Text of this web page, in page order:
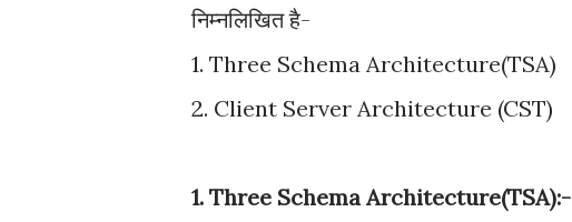
निम्नलिखित है-
1. Three Schema Architecture(TSA)
2. Client Server Architecture (CST)
1. Three Schema Architecture(TSA):-